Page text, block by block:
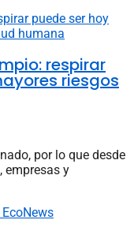
respirar
riesgos
por lo que desde
empresas y